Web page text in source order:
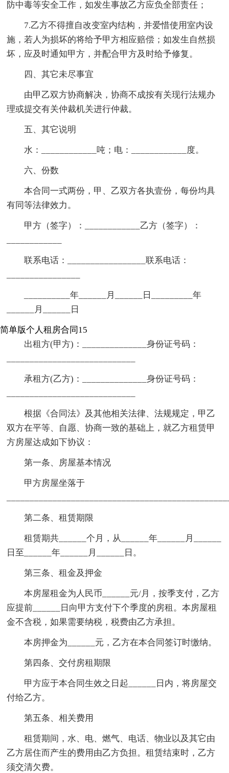
防中毒等安全工作，如发生事故乙方应负全部责任；
7.乙方不得擅自改变室内结构，并爱惜使用室内设
施，若人为损坏的将给予甲方相应赔偿；如发生自然损
坏，应及时通知甲方，并配合甲方及时给予修复。
四、其它未尽事宜
由甲乙双方协商解决，协商不成按有关现行法规办
理或提交有关仲裁机关进行仲裁。
五、其它说明
水：____________吨；电：____________度。
六、份数
本合同一式两份，甲、乙双方各执壹份，每份均具
有同等法律效力。
甲方（签字）：____________乙方（签字）：
联系电话：_________________联系电话：
__________年______月______日_________年
______月______日
简单版个人租房合同15
出租方(甲方)：______________身份证号码：
承租方(乙方)：______________身份证号码：
根据《合同法》及其他相关法律、法规规定，甲乙
双方在平等、自愿、协商一致的基础上，就乙方租赁甲
方房屋达成如下协议：
第一条、房屋基本情况
甲方房屋坐落于
第二条、租赁期限
租赁期共______个月，从______年______月______
日至______年______月______日。
第三条、租金及押金
本房屋租金为人民币______元/月，按季支付，乙方
应提前______日向甲方支付下个季度的房租。本房屋租
金不含税，如果需要纳税，税费由乙方承担。
本房押金为______元，乙方在本合同签订时缴纳。
第四条、交付房租期限
甲方应于本合同生效之日起______日内，将房屋交
付给乙方。
第五条、相关费用
租赁期间，水、电、燃气、电话、物业以及其它由
乙方居住而产生的费用由乙方负担。租赁结束时，乙方
须交清欠费。